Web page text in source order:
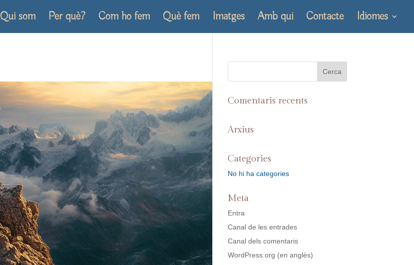
Qui som Per què? Com ho fem Què fem Imatges Amb qui Contacte Idiomes
Comentaris recents
Arxius
Categories
No hi ha categories
Meta
Entra
Canal de les entrades
Canal dels comentaris
WordPress.org (en anglès)